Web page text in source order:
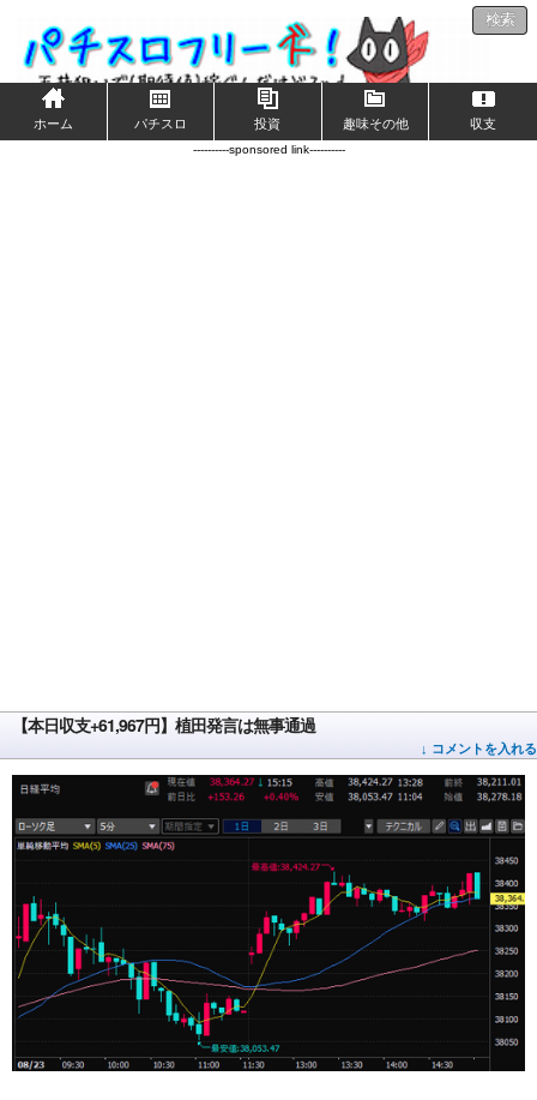
検索
ホーム パチスロ 投資 趣味その他 収支
----------sponsored link----------
【本日収支+61,967円】植田発言は無事通過
↓ コメントを入れる